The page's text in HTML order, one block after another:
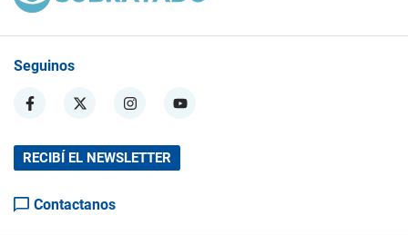
Seguinos
RECIBÍ EL NEWSLETTER
Contactanos